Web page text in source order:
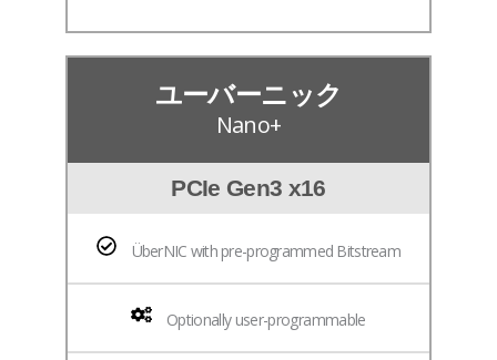
ユーバーニック
Nano+
PCIe Gen3 x16
ÜberNIC with pre-programmed Bitstream
Optionally user-programmable